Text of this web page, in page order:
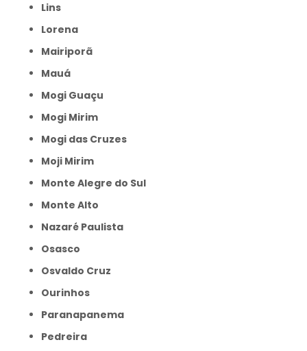
Lins
Lorena
Mairiporã
Mauá
Mogi Guaçu
Mogi Mirim
Mogi das Cruzes
Moji Mirim
Monte Alegre do Sul
Monte Alto
Nazaré Paulista
Osasco
Osvaldo Cruz
Ourinhos
Paranapanema
Pedreira